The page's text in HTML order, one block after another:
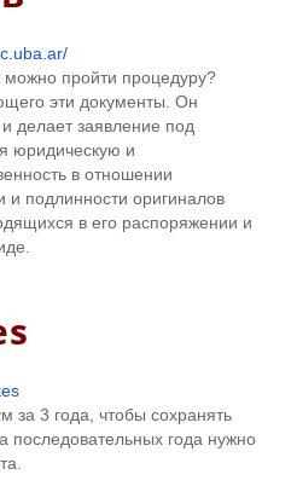
можно пройти процедуру?
эти документы. Он
делает заявление под
юридическую и
в отношении
подлинности оригиналов
в его распоряжении и
за 3 года, чтобы сохранять
последовательных года нужно